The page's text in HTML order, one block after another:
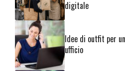
digitale
Idee di outfit per
ufficio